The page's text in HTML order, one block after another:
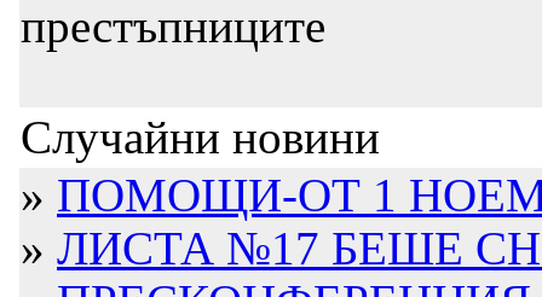
престъпниците
Случайни новини
» ПОМОЩИ-ОТ 1
» ЛИСТА №17 БЕШЕ